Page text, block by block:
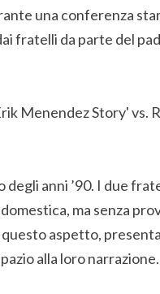
una conferenza
fratelli da parte del
anni ’90. I due
ma senza
aspetto,
alla loro narrazione.